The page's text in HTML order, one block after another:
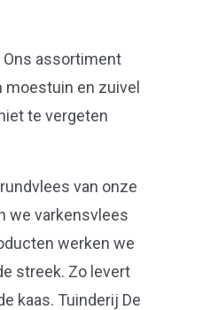
Ons assortiment
moestuin en zuivel
te vergeten
van onze
we varkensvlees
werken we
streek. Zo levert
kaas. Tuinderij De